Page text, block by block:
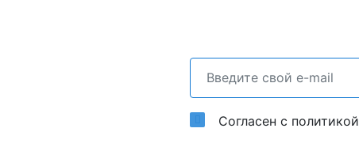
Согласен с политикой